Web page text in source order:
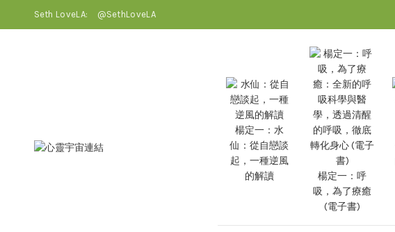
Seth LoveLA: @SethLoveLA
楊定一：水
仙：從自戀談
起，一種逆風
的解讀
楊定一：呼
吸，為了療癒
(電子書)